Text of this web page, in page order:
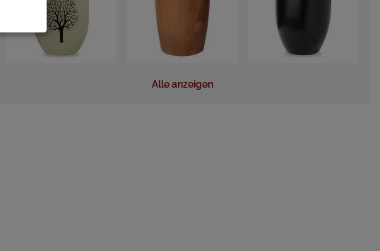
Alle anzeigen